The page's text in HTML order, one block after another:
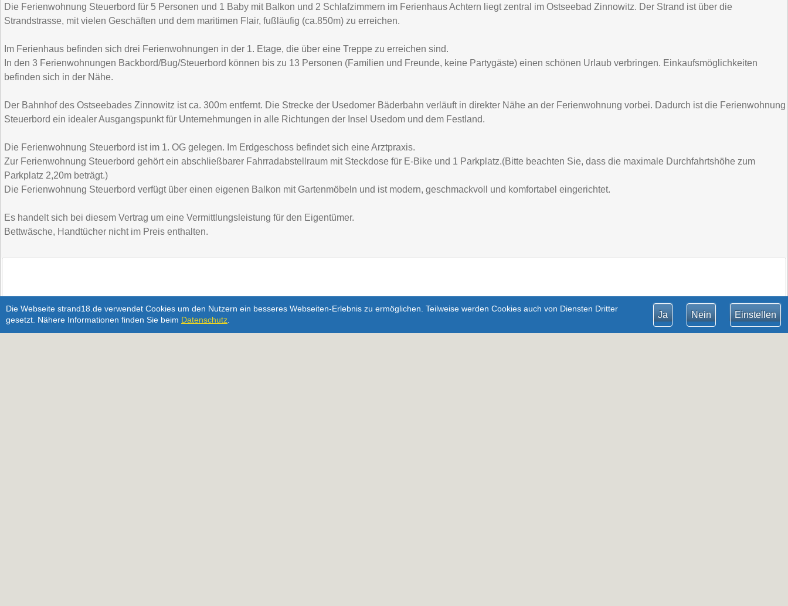
Die Webseite strand18.de verwendet Cookies um den Nutzern ein besseres Webseiten-Erlebnis zu ermöglichen. Teilweise werden Cookies auch von Diensten Dritter
gesetzt. Nähere Informationen finden Sie beim Datenschutz
Die Ferienwohnung Steuerbord für 5 Personen und 1 Baby mit Balkon und 2 Schlafzimmern im Ferienhaus Achtern liegt zentral im Ostseebad Zinnowitz. Der Strand ist über die
Strandstrasse, mit vielen Geschäften und dem maritimen Flair, fußläufig (ca.850m) zu erreichen.
Im Ferienhaus befinden sich drei Ferienwohnungen in der 1. Etage, die über eine Treppe zu erreichen sind.
In den 3 Ferienwohnungen Backbord/Bug/Steuerbord können bis zu 13 Personen (Familien und Freunde, keine Partygäste) einen schönen Urlaub verbringen. Einkaufsmöglichkeiten
befinden sich in der Nähe.
Der Bahnhof des Ostseebades Zinnowitz ist ca. 300m entfernt. Die Strecke der Usedomer Bäderbahn verläuft in direkter Nähe an der Ferienwohnung vorbei. Dadurch ist die Ferienwohnung
Steuerbord ein idealer Ausgangspunkt für Unternehmungen in alle Richtungen der Insel Usedom und dem Festland.
Die Ferienwohnung Steuerbord ist im 1. OG gelegen. Im Erdgeschoss befindet sich eine Arztpraxis.
Zur Ferienwohnung Steuerbord gehört ein abschließbarer Fahrradabstellraum mit Steckdose für E-Bike und 1 Parkplatz.(Bitte beachten Sie, dass die maximale Durchfahrtshöhe zum
Parkplatz 2,20m beträgt.)
Die Ferienwohnung Steuerbord verfügt über einen eigenen Balkon mit Gartenmöbeln und ist modern, geschmackvoll und komfortabel eingerichtet.
Es handelt sich bei diesem Vertrag um eine Vermittlungsleistung für den Eigentümer.
Bettwäsche, Handtücher nicht im Preis enthalten.
Hinweis: Dies setzt Google